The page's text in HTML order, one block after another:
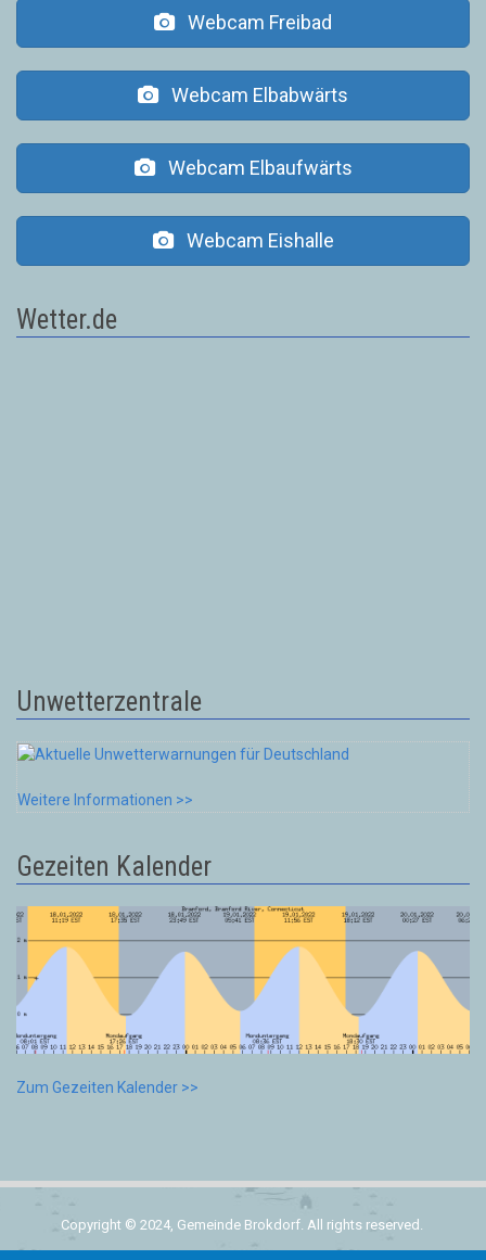
Webcam Freibad
Webcam Elbabwärts
Webcam Elbaufwärts
Webcam Eishalle
Wetter.de
Unwetterzentrale
Weitere Informationen >>
Gezeiten Kalender
Zum Gezeiten Kalender >>
Copyright © 2024, Gemeinde Brokdorf. All rights reserved.